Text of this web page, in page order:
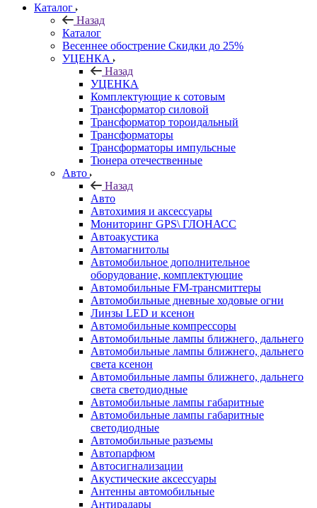
Каталог
Назад
Каталог
Весеннее обострение Скидки до 25%
УЦЕНКА
Назад
УЦЕНКА
Комплектующие к сотовым
Трансформатор силовой
Трансформатор тороидальный
Трансформаторы
Трансформаторы импульсные
Тюнера отечественные
Авто
Назад
Авто
Автохимия и аксессуары
Мониторинг GPS\ ГЛОНАСС
Автоакустика
Автомагнитолы
Автомобильное дополнительное
оборудование, комплектующие
Автомобильные FM-трансмиттеры
Автомобильные дневные ходовые огни
Линзы LED и ксенон
Автомобильные компрессоры
Автомобильные лампы ближнего, дальнего
Автомобильные лампы ближнего, дальнего
света ксенон
Автомобильные лампы ближнего, дальнего
света светодиодные
Автомобильные лампы габаритные
Автомобильные лампы габаритные
светодиодные
Автомобильные разъемы
Автопарфюм
Автосигнализации
Акустические аксессуары
Антенны автомобильные
Антирадары